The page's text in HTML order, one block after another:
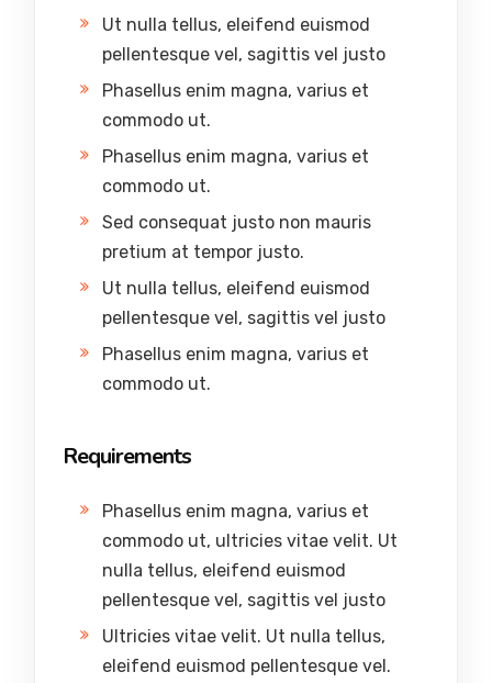
Ut nulla tellus, eleifend euismod
pellentesque vel, sagittis vel justo
Phasellus enim magna, varius et
commodo ut.
Phasellus enim magna, varius et
commodo ut.
Sed consequat justo non mauris
pretium at tempor justo.
Ut nulla tellus, eleifend euismod
pellentesque vel, sagittis vel justo
Phasellus enim magna, varius et
commodo ut.
Requirements
Phasellus enim magna, varius et
commodo ut, ultricies vitae velit. Ut
nulla tellus, eleifend euismod
pellentesque vel, sagittis vel justo
Ultricies vitae velit. Ut nulla tellus,
eleifend euismod pellentesque vel.